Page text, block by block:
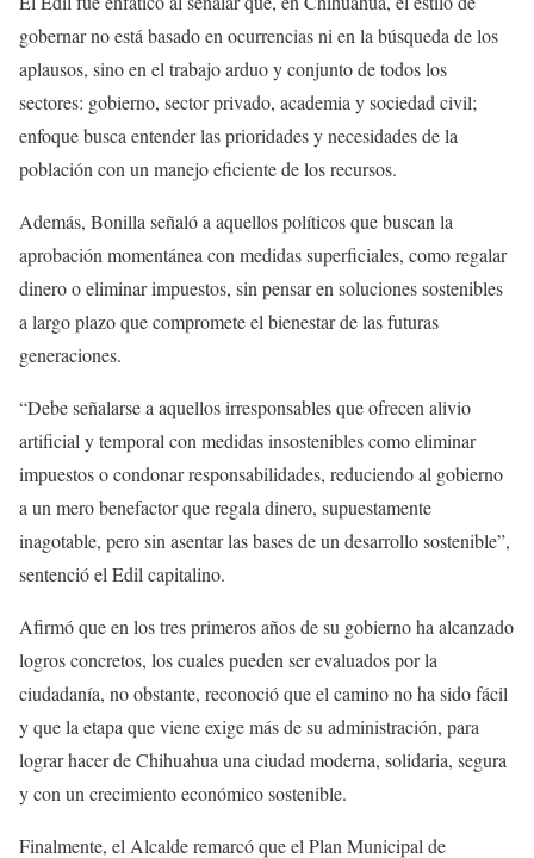
gobernar no está basado en ocurrencias ni en la búsqueda de los
aplausos, sino en el trabajo arduo y conjunto de todos los
sectores: gobierno, sector privado, academia y sociedad civil;
enfoque busca entender las prioridades y necesidades de la
población con un manejo eficiente de los recursos.
Además, Bonilla señaló a aquellos políticos que buscan la
aprobación momentánea con medidas superficiales, como regalar
dinero o eliminar impuestos, sin pensar en soluciones sostenibles
a largo plazo que compromete el bienestar de las futuras
generaciones.
“Debe señalarse a aquellos irresponsables que ofrecen alivio
artificial y temporal con medidas insostenibles como eliminar
impuestos o condonar responsabilidades, reduciendo al gobierno
a un mero benefactor que regala dinero, supuestamente
inagotable, pero sin asentar las bases de un desarrollo sostenible”,
sentenció el Edil capitalino.
Afirmó que en los tres primeros años de su gobierno ha alcanzado
logros concretos, los cuales pueden ser evaluados por la
ciudadanía, no obstante, reconoció que el camino no ha sido fácil
y que la etapa que viene exige más de su administración, para
lograr hacer de Chihuahua una ciudad moderna, solidaria, segura
y con un crecimiento económico sostenible.
Finalmente, el Alcalde remarcó que el Plan Municipal de